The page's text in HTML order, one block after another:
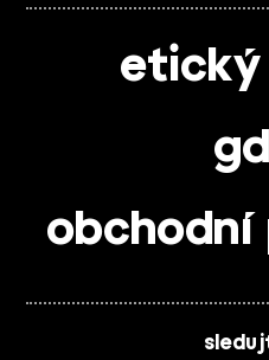
obchodní